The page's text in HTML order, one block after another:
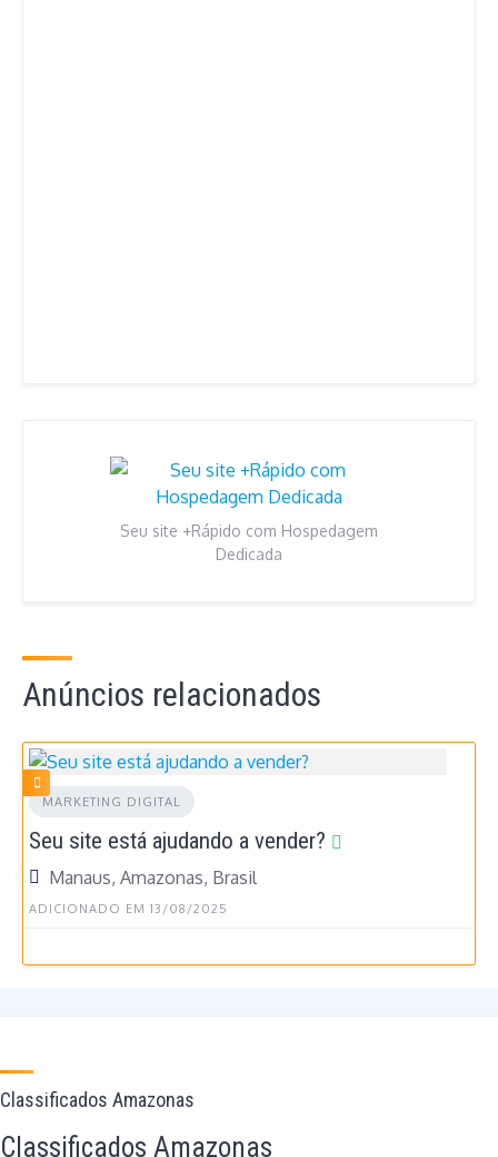
Seu site +Rápido com Hospedagem
Dedicada
Anúncios relacionados
MARKETING DIGITAL
Seu site está ajudando a vender?
Manaus, Amazonas, Brasil
ADICIONADO EM 13/08/2025
Classificados Amazonas
Classificados Amazonas